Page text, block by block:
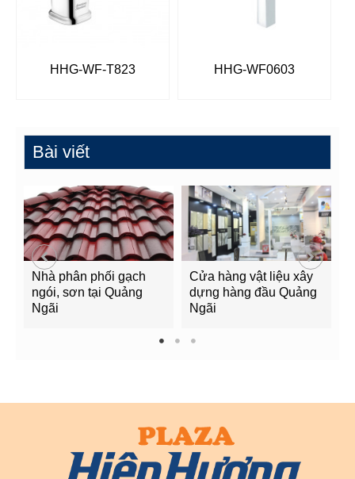
HHG-WF-T823 HHG-WF0603
Bài viết
Nhà phân phối gạch
ngói, sơn tại Quảng
Ngãi
Cửa hàng vật liệu xây
dựng hàng đầu Quảng
Ngãi
1 2 3